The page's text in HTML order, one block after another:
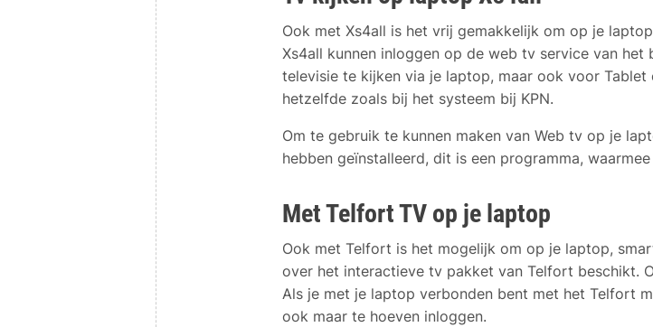
Ook met Xs4all is het vrij gemakkelijk om op je
Xs4all kunnen inloggen op de web tv service van
televisie te kijken via je laptop, maar ook voor
hetzelfde zoals bij het systeem bij KPN.
Om te gebruik te kunnen maken van Web tv op je
hebben geïnstalleerd, dit is een programma,
Met Telfort TV op je laptop
Ook met Telfort is het mogelijk om op je laptop,
over het interactieve tv pakket van Telfort beschikt.
Als je met je laptop verbonden bent met het Telfort
ook maar te hoeven inloggen.